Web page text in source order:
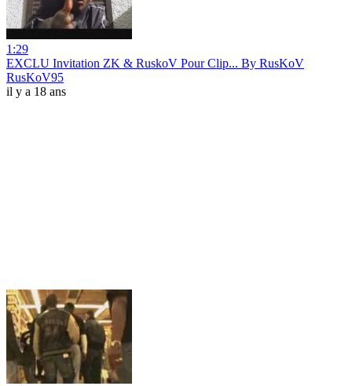
1:29
EXCLU Invitation ZK & RuskoV Pour Clip... By RusKoV
RusKoV95
il y a 18 ans